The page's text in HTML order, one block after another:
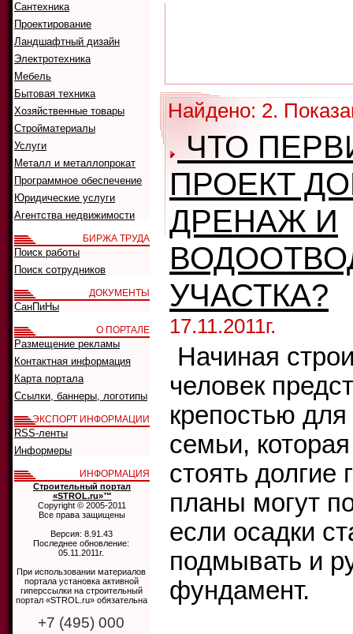
Найдено: 2.
ЧТО
ПРОЕКТ
ДРЕНАЖ И
УЧАСТКА?
17.11.2011г.
Начиная
человек
крепостью
семьи,
стоять долгие
планы могут
если осадки
подмывать и
фундамент.
Сантехника
Проектирование
Ландшафтный дизайн
Электротехника
Мебель
Бытовая техника
Хозяйственные товары
Стройматериалы
Услуги
Металл и металлопрокат
Программное обеспечение
Юридические услуги
Агентства недвижимости
БИРЖА ТРУДА
Поиск работы
Поиск сотрудников
ДОКУМЕНТЫ
СанПиНы
О ПОРТАЛЕ
Размещение рекламы
Контактная информация
Карта портала
Ссылки, баннеры, логотипы
ЭКСПОРТ ИНФОРМАЦИИ
RSS-ленты
Информеры
ИНФОРМАЦИЯ
Строительный портал
«STROL.ru»™
Copyright © 2005-2011
Все права защищены
Версия: 8.91.43
Последнее обновление:
05.11.2011г.
При использовании материалов
портала установка активной
гиперссылки на строительный
портал «STROL.ru» обязательна
+7 (495) 000